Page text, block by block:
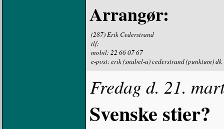
Arrangør:
(287) Erik Cederstrand
tlf:
mobil: 22 66 07 67
e-post: erik (snabel-a) cederstrand (punktum) dk
Fredag d. 21.
Svenske stier?